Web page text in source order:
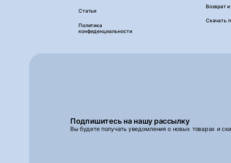
Статьи
Политика
конфиденциальности
Возврат
Скачать
Подпишитесь на нашу рассылку
Вы будете получать уведомления о новых товарах и